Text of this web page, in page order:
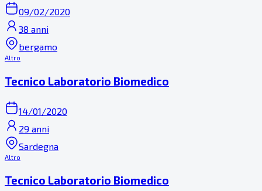
09/02/2020
38 anni
bergamo
Altro
Tecnico Laboratorio Biomedico
14/01/2020
29 anni
Sardegna
Altro
Tecnico Laboratorio Biomedico